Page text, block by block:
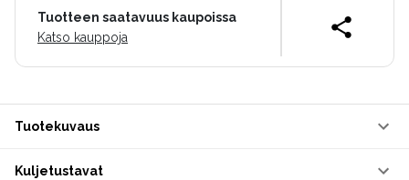
Tuotteen saatavuus kaupoissa
Katso kauppoja
Tuotekuvaus
Kuljetustavat